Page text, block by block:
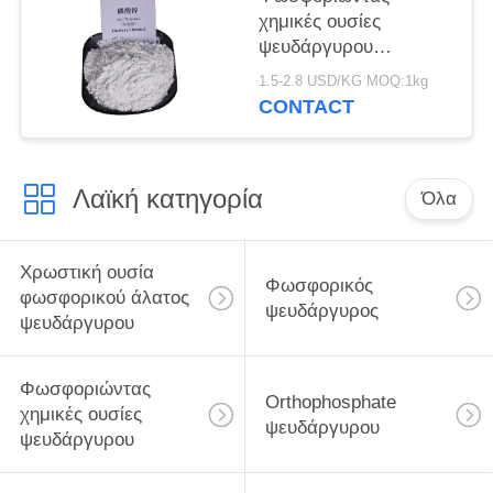
χημικές ουσίες
ψευδάργυρου
ΠΡΟΣΙΤΟΤΗΤΑΣ
τυποποιημένες,
φωσφορικού άλατος
1.5-2.8 USD/KG MOQ:1kg
CONTACT
Λαϊκή κατηγορία Όλα
Χρωστική ουσία
φωσφορικού άλατος
ψευδάργυρου
Φωσφορικός
ψευδάργυρος
Φωσφοριώντας
χημικές ουσίες
ψευδάργυρου
Orthophosphate
ψευδάργυρου